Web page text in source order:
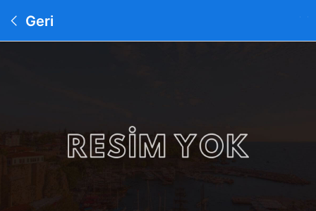
Geri